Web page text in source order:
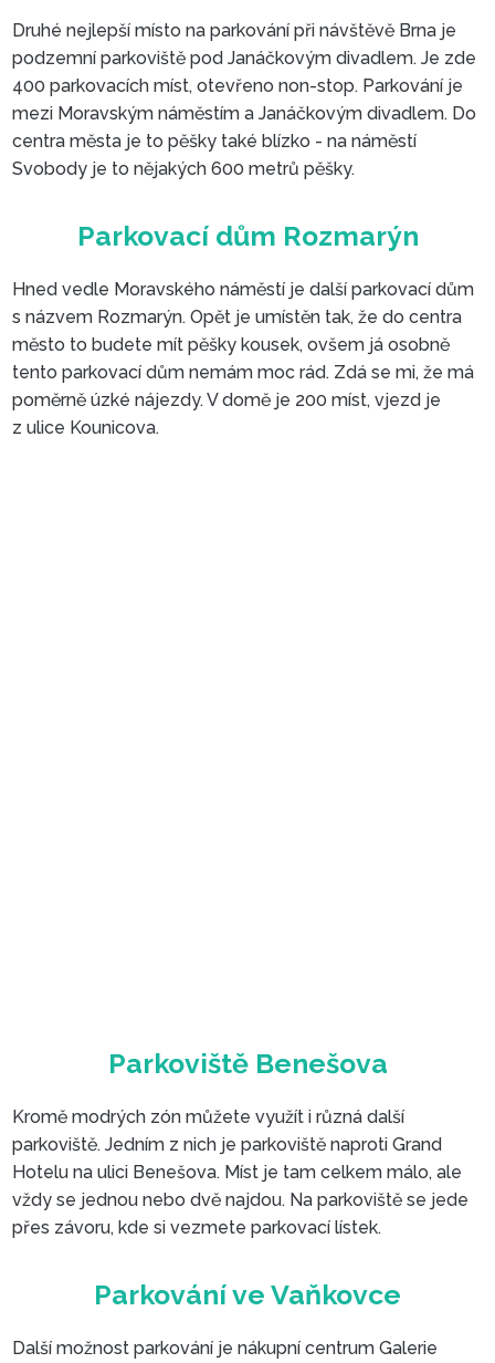
Parkování Janáčkovo divadlo
Parking
Druhé nejlepší místo na parkování při návštěvě Brna je
podzemní parkoviště pod Janáčkovým divadlem. Je zde
400 parkovacích míst, otevřeno non-stop. Parkování je
mezi Moravským náměstím a Janáčkovým divadlem. Do
centra města je to pěšky také blízko - na náměstí
Svobody je to nějakých 600 metrů pěšky.
Hned vedle Moravského náměstí je další parkovací dům
s názvem Rozmarýn. Opět je umístěn tak, že do centra
město to budete mít pěšky kousek, ovšem já osobně
tento parkovací dům nemám moc rád. Zdá se mi, že má
poměrně úzké nájezdy. V domě je 200 míst, vjezd je
z ulice Kounicova.
Kromě modrých zón můžete využít i různá další
parkoviště. Jedním z nich je parkoviště naproti Grand
Hotelu na ulici Benešova. Míst je tam celkem málo, ale
vždy se jednou nebo dvě najdou. Na parkoviště se jede
přes závoru, kde si vezmete parkovací lístek.
Další možnost parkování je nákupní centrum Galerie